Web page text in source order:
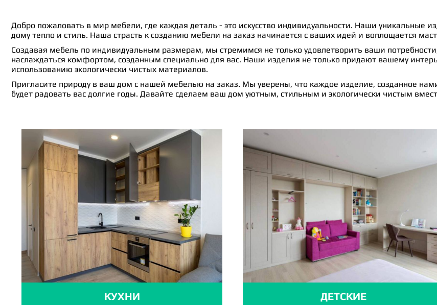
Добро пожаловать в мир мебели, где каждая деталь - это искусство индивидуальности. Наши уникальные
дому тепло и стиль. Наша страсть к созданию мебели на заказ начинается с ваших идей и воплощается
Создавая мебель по индивидуальным размерам, мы стремимся не только удовлетворить ваши
наслаждаться комфортом, созданным специально для вас. Наши изделия не только придают вашему
использованию экологически чистых материалов.
Пригласите природу в ваш дом с нашей мебелью на заказ. Мы уверены, что каждое изделие, созданное
будет радовать вас долгие годы. Давайте сделаем ваш дом уютным, стильным и экологически чистым
КУХНИ ДЕТСКИЕ